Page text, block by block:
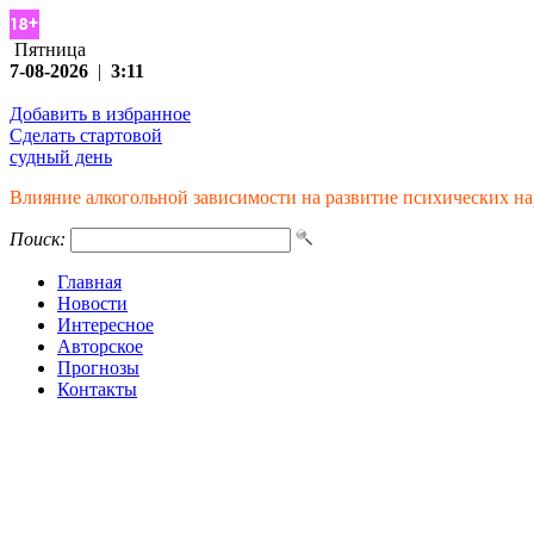
Пятница
7-08-2026 | 3:11
Добавить в избранное
Сделать стартовой
судный день
Влияние алкогольной зависимости на развитие психических
Поиск:
Главная
Новости
Интересное
Авторское
Прогнозы
Контакты